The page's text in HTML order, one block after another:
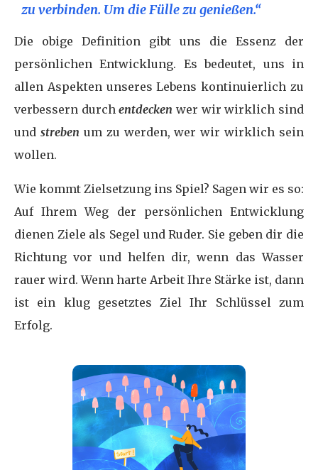
zu verbinden. Um die Fülle zu genießen.“
Die obige Definition gibt uns die Essenz der
persönlichen Entwicklung. Es bedeutet, uns in
allen Aspekten unseres Lebens kontinuierlich zu
verbessern durchentdecken wer wir wirklich sind
und streben um zu werden, wer wir wirklich sein
wollen.
Wie kommt Zielsetzung ins Spiel? Sagen wir es so:
Auf Ihrem Weg der persönlichen Entwicklung
dienen Ziele als Segel und Ruder. Sie geben dir die
Richtung vor und helfen dir, wenn das Wasser
rauer wird. Wenn harte Arbeit Ihre Stärke ist, dann
ist ein klug gesetztes Ziel Ihr Schlüssel zum
Erfolg.